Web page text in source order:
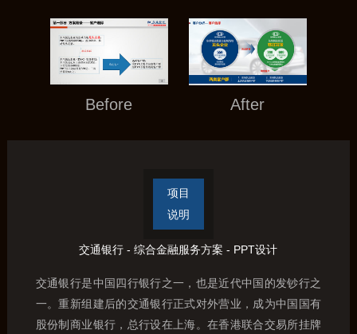
Before After
项目
说明
交通银行 - 综合金融服务方案 - PPT设计
交通银行是中国四行银行之一，也是近代中国的发钞行之
一。重新组建后的交通银行正式对外营业，成为中国国有
股份制商业银行，总行设在上海。在香港联合交易所挂牌